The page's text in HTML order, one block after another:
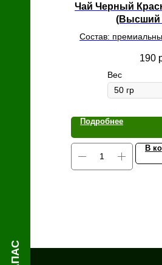
Чай Черный
(Высший
Состав:
сафлора и190
Вес
Подробнее
В